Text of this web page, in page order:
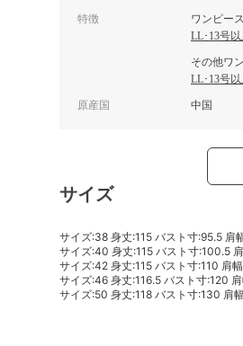
特徴
ワンピー
LL･13号以
その他ワ
LL･13号以
原産国 中国
サイズ
サイズ:38 身丈:115 バスト寸:95.5
サイズ:40 身丈:115 バスト寸:100.5
サイズ:42 身丈:115 バスト寸:110 肩
サイズ:46 身丈:116.5 バスト寸:120
サイズ:50 身丈:118 バスト寸:130 肩